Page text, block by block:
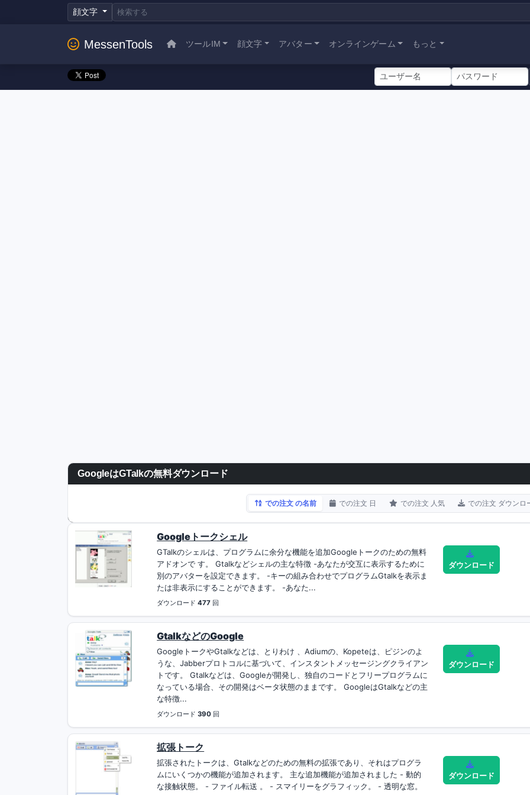
顔文字
MessenTools ツールIM 顔文字 アバター オンラインゲーム もっと
GoogleはGTalkの無料ダウンロード
での注文 の名前 での注文 日 での注文 人気 での注文 ダウンロ
Googleトークシェル
GTalkのシェルは、プログラムに余分な機能を追加Googleトークのための無料
アドオンで す。 Gtalkなどシェルの主な特徴 -あなたが交互に表示するために
別のアバターを設定できます。 -キーの組み合わせでプログラムGtalkを表示ま
たは非表示にすることができます。 -あなた...
ダウンロード477 回
ダウンロード
GtalkなどのGoogle
GoogleトークやGtalkなどは、とりわけ 、Adiumの、Kopeteは、ピジンのよ
うな、Jabberプロトコルに基づいて、インスタントメッセージングクライアン
トです。 Gtalkなどは、Googleが開発し、独自のコードとフリープログラムに
なっている場合、その開発はベータ状態のままです。 GoogleはGtalkなどの主
な特徴...
ダウンロード390 回
ダウンロード
拡張トーク
拡張されたトークは、Gtalkなどのための無料の拡張であり、それはプログラ
ムにいくつかの機能が追加されます。 主な追加機能が追加されました - 動的
な接触状態。 - ファイル転送 。 - スマイリーをグラフィック。 - 透明な窓。
ダウンロード